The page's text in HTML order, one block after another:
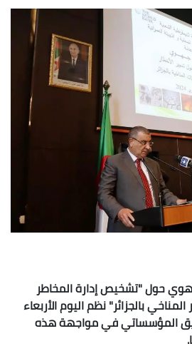
حول "تشخيص إدارة المخاطر
بالجزائر" نظم اليوم الأربعاء
المؤسساتي في مواجهة هذه